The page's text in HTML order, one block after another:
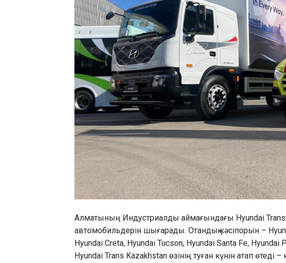
Алматының Индустриалды аймағындағы Hyundai
автомобильдерін шығарады. Отандық кәсіпорын –
Hyundai Creta, Hyundai Tucson, Hyundai Santa Fe,
Hyundai Trans Kazakhstan өзінің туған күнін атап